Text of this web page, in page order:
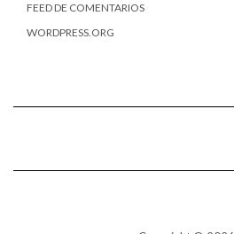
FEED DE COMENTARIOS
WORDPRESS.ORG